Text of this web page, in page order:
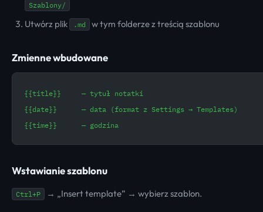
Szablony/
Utwórz plik .md w tym folderze z treścią szablonu
Zmienne wbudowane
{{title}}     — tytuł notatki
{{date}}      — data (format z Settings → Templates)
{{time}}      — godzina
Wstawianie szablonu
Ctrl+P → „Insert template” → wybierz szablon.